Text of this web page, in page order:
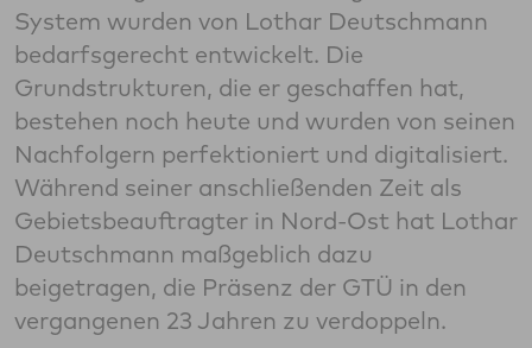
System wurden von Lothar Deutschmann
bedarfsgerecht entwickelt. Die
Grundstrukturen, die er geschaffen hat,
bestehen noch heute und wurden von seinen
Nachfolgern perfektioniert und digitalisiert.
Während seiner anschließenden Zeit als
Gebietsbeauftragter in Nord-Ost hat Lothar
Deutschmann maßgeblich dazu
beigetragen, die Präsenz der GTÜ in den
vergangenen 23 Jahren zu verdoppeln.